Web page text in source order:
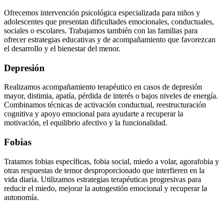
Ofrecemos intervención psicológica especializada para niños y
adolescentes que presentan dificultades emocionales, conductuales,
sociales o escolares. Trabajamos también con las familias para
ofrecer estrategias educativas y de acompañamiento que favorezcan
el desarrollo y el bienestar del menor.
Depresión
Realizamos acompañamiento terapéutico en casos de depresión
mayor, distimia, apatía, pérdida de interés o bajos niveles de energía.
Combinamos técnicas de activación conductual, reestructuración
cognitiva y apoyo emocional para ayudarte a recuperar la
motivación, el equilibrio afectivo y la funcionalidad.
Fobias
Tratamos fobias específicas, fobia social, miedo a volar, agorafobia y
otras respuestas de temor desproporcionado que interfieren en la
vida diaria. Utilizamos estrategias terapéuticas progresivas para
reducir el miedo, mejorar la autogestión emocional y recuperar la
autonomía.